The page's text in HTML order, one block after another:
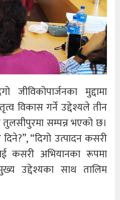
जीविकोपार्जनका मुद्दामा
विकास गर्ने उद्देश्यले तीन
तुलसीपुरमा सम्पन्न भएको छ।
“दिगो उत्पादन कसरी
कसरी अभियानका रूपमा
उद्देश्यका साथ तालिम